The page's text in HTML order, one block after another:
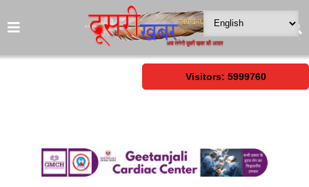
Visitors: 5999760